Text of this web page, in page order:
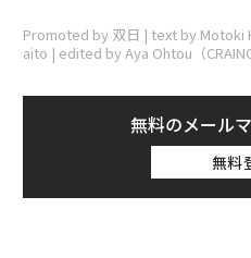
Promoted by 双日 | text by Motoki
aito | edited by Aya Ohtou（CRAING
無料のメール
無料